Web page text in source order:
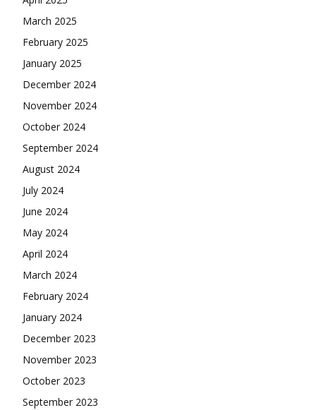
March 2025
February 2025
January 2025
December 2024
November 2024
October 2024
September 2024
August 2024
July 2024
June 2024
May 2024
April 2024
March 2024
February 2024
January 2024
December 2023
November 2023
October 2023
September 2023